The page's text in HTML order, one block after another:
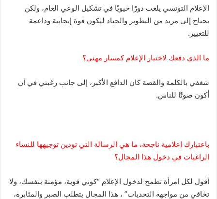
الإعلام التونسي يلعب دورًا حيويًا في تشكيل الوعي العام، ولكن
يحتاج إلى مزيد من التطوير والحياد ليكون قوة إيجابية وداعمة
للتغيير.
ما الذي دفعك لاختيار الإعلام كمسار مهني؟
شغفي بالكلمة والقصة كان الدافع الأكبر، إلى جانب رغبتي في أن
أكون صوتًا للناس.
باعتبارك إعلامية ناجحة، ما هي الرسالة التي تودين توجيهها للنساء
الراغبات في دخول هذا المجال؟
أقول لكل امرأة تطمح لدخول الإعلام “كوني قوية، مؤمنة بنفسك، ولا
تخافي من مواجهة التحديات” ، هذا المجال يتطلب الصبر والمثابرة،